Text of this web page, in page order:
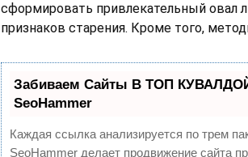
сформировать привлекательный овал
признаков старения. Кроме того,
Забиваем Сайты В ТОП
SeoHammer
Каждая ссылка анализируется по трем
SeoHammer делает продвижение сайта